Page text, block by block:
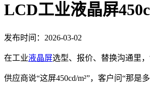
LCD工业液晶屏
发布时间：2026-03-02
在工业液晶屏选型、报价、替换沟通里
供应商说“这屏450cd/m²”，客户问“那是